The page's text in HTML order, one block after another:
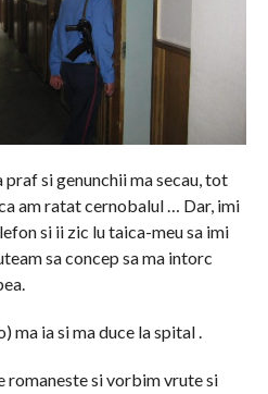
si genunchii ma secau, tot
am ratat cernobalul … Dar, imi
si ii zic lu taica-meu sa imi
sa concep sa ma intorc
ma ia si ma duce la spital .
si vorbim vrute si